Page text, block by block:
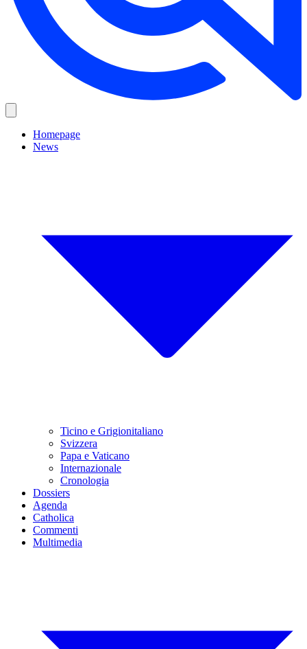
Homepage
News
Ticino e Grigionitaliano
Svizzera
Papa e Vaticano
Internazionale
Cronologia
Dossiers
Agenda
Catholica
Commenti
Multimedia